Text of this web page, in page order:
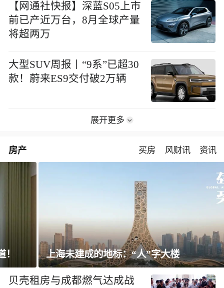
【网通社快报】深蓝S05上市
前已产近万台，8月全球产量
将超两万
大型SUV周报丨“9系”已超30
款！蔚来ES9交付破2万辆
展开更多
房产 买房 风财讯 资讯
上海未建成的地标：“人”字大楼
贝壳租房与成都燃气达成战